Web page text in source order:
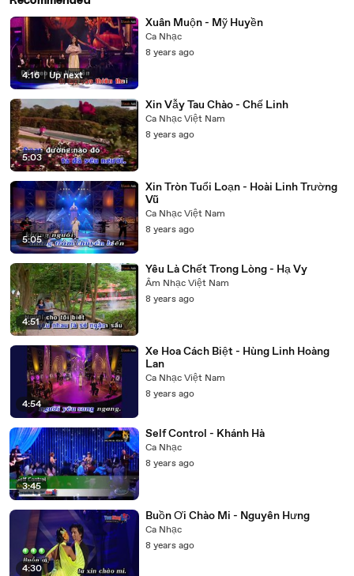
4:16 | Up next
Xuân Muộn - Mỹ Huyền
Ca Nhạc
8 years ago
5:03
Xin Vẫy Tau Chào - Chế Linh
Ca Nhạc Việt Nam
8 years ago
5:05
Xin Tròn Tuổi Loạn - Hoài Linh Trường
Vũ
Ca Nhạc Việt Nam
8 years ago
4:51
Yêu Là Chết Trong Lòng - Hạ Vy
Âm Nhạc Việt Nam
8 years ago
4:54
Xe Hoa Cách Biệt - Hùng Linh Hoàng
Lan
Ca Nhạc Việt Nam
8 years ago
3:45
Self Control - Khánh Hà
Ca Nhạc
8 years ago
4:30
Buồn Ơi Chào Mi - Nguyên Hưng
Ca Nhạc
8 years ago